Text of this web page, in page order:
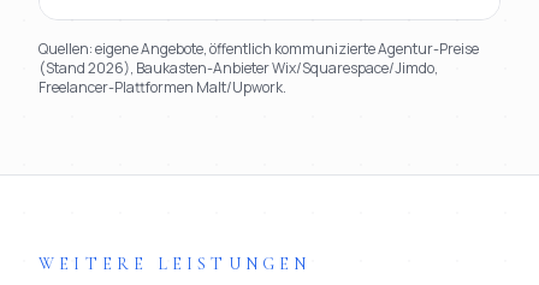
Quellen: eigene Angebote, öffentlich kommunizierte Agentur-Preise
(Stand 2026), Baukasten-Anbieter Wix/Squarespace/Jimdo,
Freelancer-Plattformen Malt/Upwork.
WEITERE LEISTUNGEN